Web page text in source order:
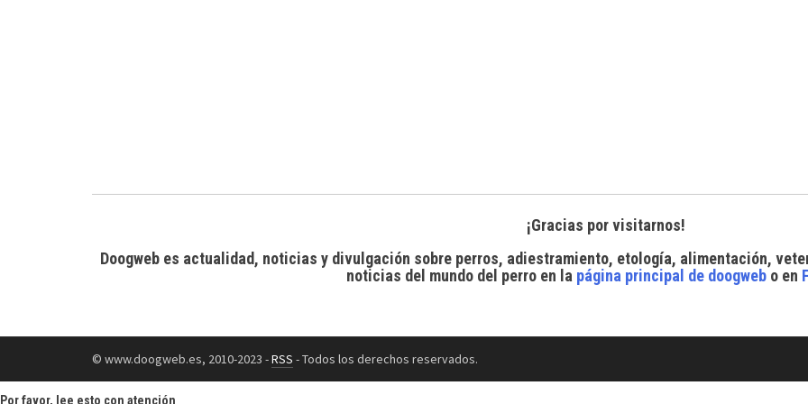
¡Gracias por visitarnos!
Doogweb es actualidad, noticias y divulgación sobre perros, adiestramiento, etología, alimentación,
noticias del mundo del perroen la página principal de doogwebo en
© www.doogweb.es, 2010-2023 -RSS - Todos los derechos reservados.
Por favor, lee esto con atención